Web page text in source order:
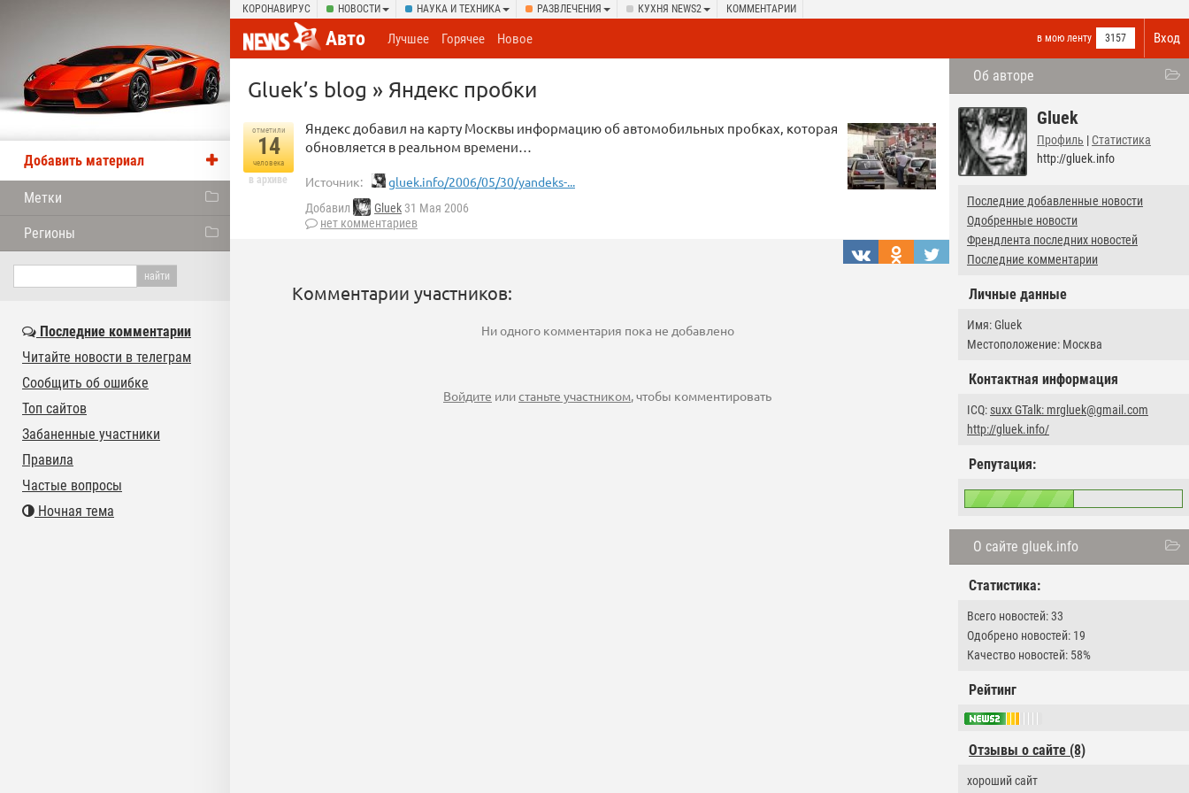
КОРОНАВИРУС НОВОСТИ НАУКА И ТЕХНИКА РАЗВЛЕЧЕНИЯ КУХНЯ NEWS2 КОММЕНТАРИИ
Вход
Авто в мою ленту 3157
Лучшее Горячее Новое
Об авторе
Gluek
Профиль | Статистика
http://gluek.info
Последние добавленные новости
Одобренные новости
Френдлента последних новостей
Последние комментарии
Личные данные
Имя: Gluek
Местоположение: Москва
Контактная информация
ICQ: suxx GTalk: mrgluek@gmail.com
http://gluek.info/
Репутация:
О сайте gluek.info
Статистика:
Всего новостей: 33
Одобрено новостей: 19
Качество новостей: 58%
Рейтинг
Отзывы о сайте (8)
хороший сайт
Gluek’s blog » Яндекс пробки
отметили
14
человека
в архиве
Яндекс добавил на карту Москвы информацию об автомобильных пробках, которая
обновляется в реальном времени…
Источник: gluek.info/2006/05/30/yandeks-...
Добавил Gluek 31 Мая 2006
нет комментариев
Комментарии участников:
Ни одного комментария пока не добавлено
Войдите илистаньте участником, чтобы комментировать
Добавить материал
Метки
Регионы
Последние комментарии
Читайте новости в телеграм
Сообщить об ошибке
Топ сайтов
Забаненные участники
Правила
Частые вопросы
Ночная тема